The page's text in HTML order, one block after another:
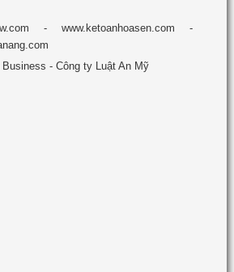
- www.ketoanhoasen.com -
- Công ty Luật An Mỹ